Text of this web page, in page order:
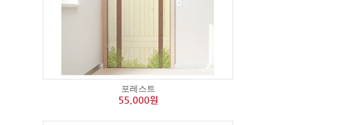
포레스트
55,000원